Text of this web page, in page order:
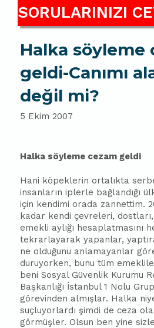
SORULARINIZI
Halka söyleme
geldi-Canımı
değil mi?
5 Ekim 2007
Halka söyleme cezam geldi
Hani köpeklerin ortalıkta
insanların iplerle bağlandığı
için kendimi orada zannettim.
kadar kendi çevreleri,
emekli aylığı hesaplatmasını
tekrarlayarak yapanlar,
ne olduğunu anlamayanlar
duruyorken, bunu tüm
beni Sosyal Güvenlik Kurumu
Başkanlığı İstanbul 1 Nolu
görevinden almışlar. Halka
suçluyorlardı şimdi de ceza
görmüşler. Olsun ben yine